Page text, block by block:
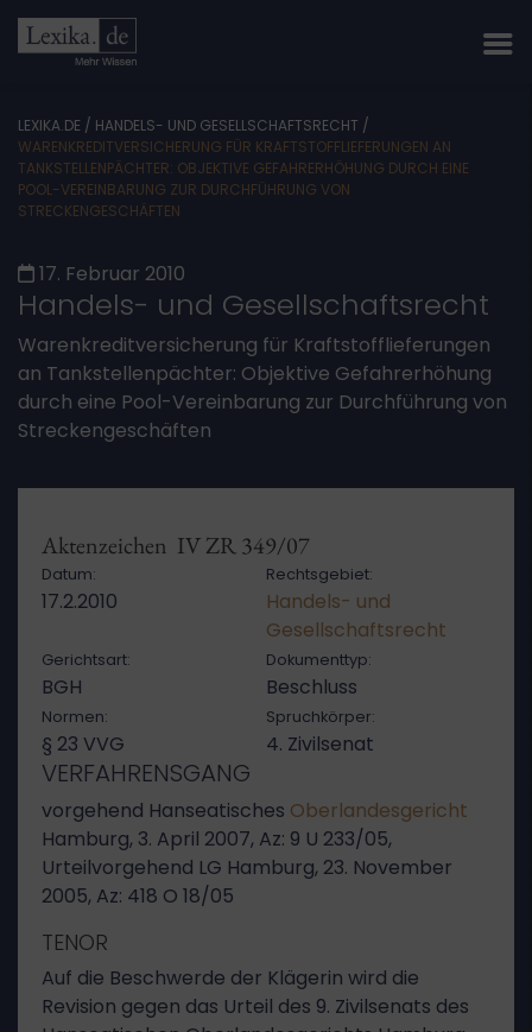
LEXIKA.DE / HANDELS- UND GESELLSCHAFTSRECHT /
WARENKREDITVERSICHERUNG FÜR KRAFTSTOFFLIEFERUNGEN AN
TANKSTELLENPÄCHTER: OBJEKTIVE GEFAHRERHÖHUNG DURCH EINE
POOL-VEREINBARUNG ZUR DURCHFÜHRUNG VON
STRECKENGESCHÄFTEN
17. Februar 2010
Handels- und Gesellschaftsrecht
Warenkreditversicherung für Kraftstofflieferungen
an Tankstellenpächter: Objektive Gefahrerhöhung
durch eine Pool-Vereinbarung zur Durchführung von
Streckengeschäften
Aktenzeichen IV ZR 349/07
Datum:
17.2.2010
Rechtsgebiet:
Handels- und
Gesellschaftsrecht
Gerichtsart:
BGH
Dokumenttyp:
Beschluss
Normen:
§ 23 VVG
Spruchkörper:
4. Zivilsenat
VERFAHRENSGANG
vorgehend Hanseatisches Oberlandesgericht
Hamburg, 3. April 2007, Az: 9 U 233/05,
Urteilvorgehend LG Hamburg, 23. November
2005, Az: 418 O 18/05
TENOR
Auf die Beschwerde der Klägerin wird die
Revision gegen das Urteil des 9. Zivilsenats des